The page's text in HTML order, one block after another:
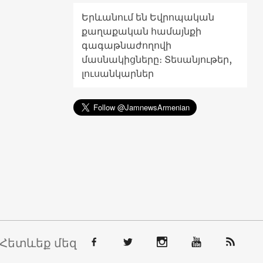
Երևանում են Եվրոպական
քաղաքական համայնքի
գագաթնաժողովի
մասնակիցները։ Տեսանյութեր,
լուսանկարներ
Հետևեք մեզ